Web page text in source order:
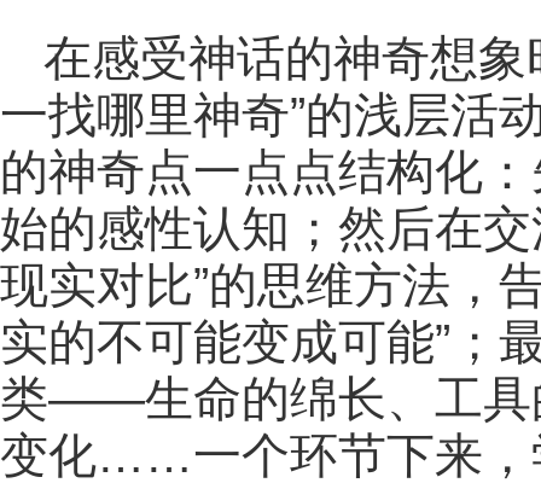
在感受神话的神奇想
一找哪里神奇”的浅层活
的神奇点一点点结构化
始的感性认知；然后在
现实对比”的思维方法，
实的不可能变成可能”；
类——生命的绵长、工具
变化……一个环节下来，